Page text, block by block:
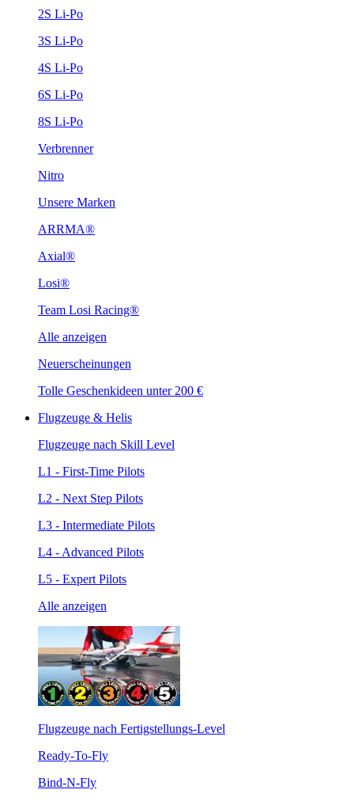
2S Li-Po
3S Li-Po
4S Li-Po
6S Li-Po
8S Li-Po
Verbrenner
Nitro
Unsere Marken
ARRMA®
Axial®
Losi®
Team Losi Racing®
Alle anzeigen
Neuerscheinungen
Tolle Geschenkideen unter 200 €
Flugzeuge & Helis
Flugzeuge nach Skill Level
L1 - First-Time Pilots
L2 - Next Step Pilots
L3 - Intermediate Pilots
L4 - Advanced Pilots
L5 - Expert Pilots
Alle anzeigen
Flugzeuge nach Fertigstellungs-Level
Ready-To-Fly
Bind-N-Fly